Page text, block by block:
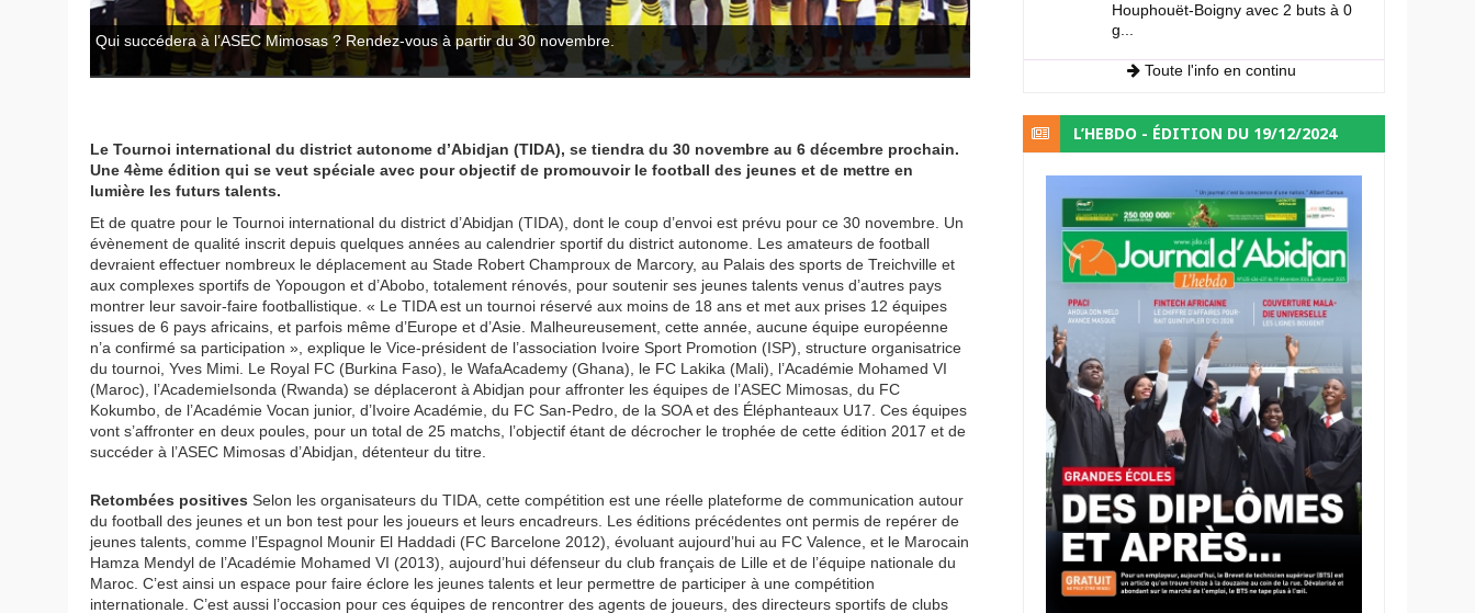
Qui succédera à l’ASEC Mimosas ? Rendez-vous à partir du 30 novembre.
Le Tournoi international du district autonome d’Abidjan (TIDA), se tiendra du 30 novembre au 6 décembre prochain.
Une 4ème édition qui se veut spéciale avec pour objectif de promouvoir le football des jeunes et de mettre en
lumière les futurs talents.
Et de quatre pour le Tournoi international du district d’Abidjan (TIDA), dont le coup d’envoi est prévu pour ce 30 novembre. Un
évènement de qualité inscrit depuis quelques années au calendrier sportif du district autonome. Les amateurs de football
devraient effectuer nombreux le déplacement au Stade Robert Champroux de Marcory, au Palais des sports de Treichville et
aux complexes sportifs de Yopougon et d’Abobo, totalement rénovés, pour soutenir ses jeunes talents venus d’autres pays
montrer leur savoir-faire footballistique. « Le TIDA est un tournoi réservé aux moins de 18 ans et met aux prises 12 équipes
issues de 6 pays africains, et parfois même d’Europe et d’Asie. Malheureusement, cette année, aucune équipe européenne
n’a confirmé sa participation », explique le Vice-président de l’association Ivoire Sport Promotion (ISP), structure organisatrice
du tournoi, Yves Mimi. Le Royal FC (Burkina Faso), le WafaAcademy (Ghana), le FC Lakika (Mali), l’Académie Mohamed VI
(Maroc), l’AcademieIsonda (Rwanda) se déplaceront à Abidjan pour affronter les équipes de l’ASEC Mimosas, du FC
Kokumbo, de l’Académie Vocan junior, d’Ivoire Académie, du FC San-Pedro, de la SOA et des Éléphanteaux U17. Ces équipes
vont s’affronter en deux poules, pour un total de 25 matchs, l’objectif étant de décrocher le trophée de cette édition 2017 et de
succéder à l’ASEC Mimosas d’Abidjan, détenteur du titre.
Retombées positives Selon les organisateurs du TIDA, cette compétition est une réelle plateforme de communication autour
du football des jeunes et un bon test pour les joueurs et leurs encadreurs. Les éditions précédentes ont permis de repérer de
jeunes talents, comme l’Espagnol Mounir El Haddadi (FC Barcelone 2012), évoluant aujourd’hui au FC Valence, et le Marocain
Hamza Mendyl de l’Académie Mohamed VI (2013), aujourd’hui défenseur du club français de Lille et de l’équipe nationale du
Maroc. C’est ainsi un espace pour faire éclore les jeunes talents et leur permettre de participer à une compétition
internationale. C’est aussi l’occasion pour ces équipes de rencontrer des agents de joueurs, des directeurs sportifs de clubs
Houphouët-Boigny avec 2 buts à 0
g...
Toute l'info en continu
L’HEBDO - ÉDITION DU 19/12/2024